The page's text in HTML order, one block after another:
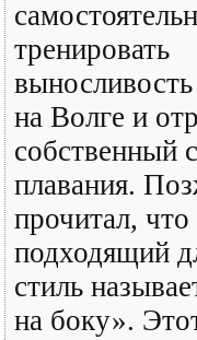
тренировать
на Волге и
собственный
плавания.
прочитал, что
подходящий
стиль
на боку».